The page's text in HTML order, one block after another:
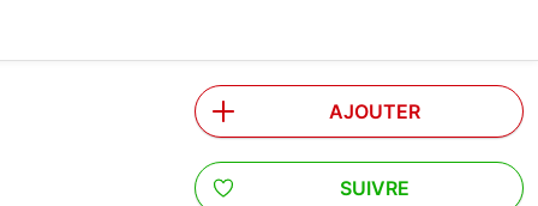
AJOUTER
SUIVRE